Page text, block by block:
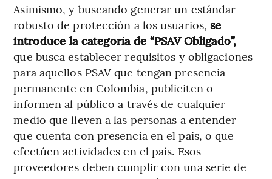
Asimismo, y buscando generar un estándar
robusto de protección a los usuarios,se
introduce la categoría de “PSAV Obligado”,
que busca establecer requisitos y obligaciones
para aquellos PSAV que tengan presencia
permanente en Colombia, publiciten o
informen al público a través de cualquier
medio que lleven a las personas a entender
que cuenta con presencia en el país, o que
efectúen actividades en el país. Esos
proveedores deben cumplir con una serie de